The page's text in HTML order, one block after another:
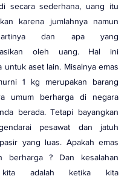
secara sederhana, uang itu
karena jumlahnya namun
dan apa yang
oleh uang. Hal ini
untuk aset lain. Misalnya emas
1 kg merupakan barang
umum berharga di negara
berada. Tetapi bayangkan
pesawat dan jatuh
yang luas. Apakah emas
berharga ? Dan kesalahan
kita adalah ketika kita